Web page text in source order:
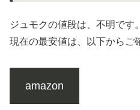
ジュモクの値段は、不明です。
現在の最安値は、以下からご
amazon